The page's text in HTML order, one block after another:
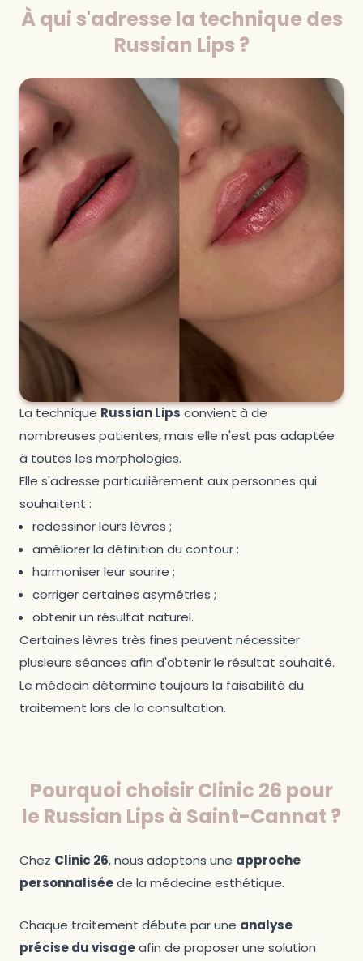
À qui s'adresse la technique des
Russian Lips ?
La technique Russian Lips convient à de
nombreuses patientes, mais elle n'est pas adaptée
à toutes les morphologies.
Elle s'adresse particulièrement aux personnes qui
souhaitent :
redessiner leurs lèvres ;
améliorer la définition du contour ;
harmoniser leur sourire ;
corriger certaines asymétries ;
obtenir un résultat naturel.
Certaines lèvres très fines peuvent nécessiter
plusieurs séances afin d'obtenir le résultat souhaité.
Le médecin détermine toujours la faisabilité du
traitement lors de la consultation.
Pourquoi choisir Clinic 26 pour
le Russian Lips à Saint-Cannat ?
Chez Clinic 26, nous adoptons une approche
personnaliséede la médecine esthétique.
Chaque traitement débute par une analyse
précise du visageafin de proposer une solution